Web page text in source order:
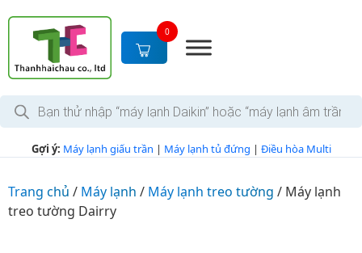
c
0
T
m
i Gợi ý: Máy lạnh giấu trần | Máy lạnh tủ đứng | Điều hòa Multi
Trang chủ / Máy lạnh / Máy lạnh treo tường / Máy lạnh
treo tường Dairry